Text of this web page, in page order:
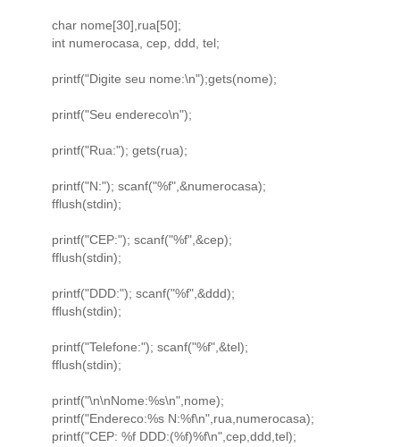
char nome[30],rua[50];
int numerocasa, cep, ddd, tel;
printf("Digite seu nome:\n");gets(nome);
printf("Seu endereco\n");
printf("Rua:"); gets(rua);
printf("N:"); scanf("%f",&numerocasa);
fflush(stdin);
printf("CEP:"); scanf("%f",&cep);
fflush(stdin);
printf("DDD:"); scanf("%f",&ddd);
fflush(stdin);
printf("Telefone:"); scanf("%f",&tel);
fflush(stdin);
printf("\n\nNome:%s\n",nome);
printf("Endereco:%s N:%f\n",rua,numerocasa);
printf("CEP: %f DDD:(%f)%f\n",cep,ddd,tel);